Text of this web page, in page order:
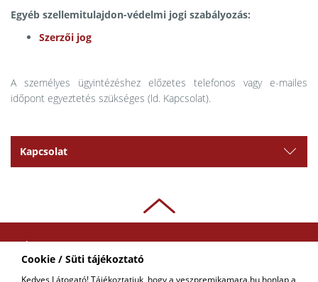
Cookie / Süti tájékoztató
Kedves Látogató! Tájékoztatjuk, hogy a veszpremikamara.hu honlap a
Egyéb szellemitulajdon-védelmi jogi szabályozás:
Szerzői jog
A személyes ügyintézéshez előzetes telefonos vagy e-mailes
időpont egyeztetés szükséges (ld. Kapcsolat).
Kapcsolat